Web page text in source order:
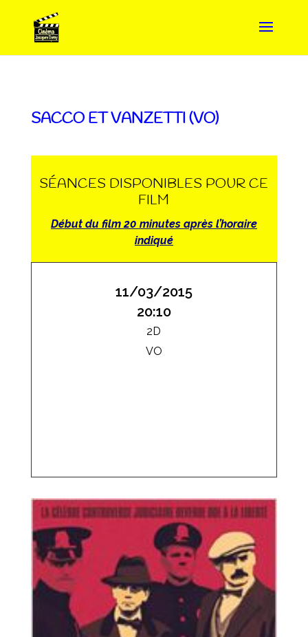
SACCO ET VANZETTI (VO)
SÉANCES DISPONIBLES POUR CE
FILM
Début du film 20 minutes après l’horaire
indiqué
11/03/2015
20:10
2D
VO